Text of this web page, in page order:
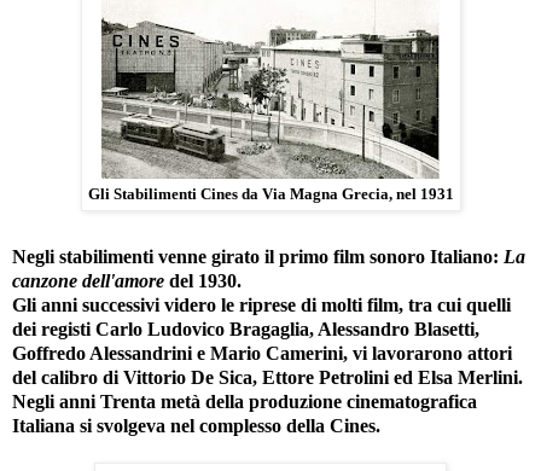
Gli Stabilimenti Cines da Via Magna Grecia, nel 1931
Negli stabilimenti venne girato il primo film sonoro Italiano: La
canzone dell'amore del 1930.
Gli anni successivi videro le riprese di molti film, tra cui quelli
dei registi Carlo Ludovico Bragaglia, Alessandro Blasetti,
Goffredo Alessandrini e Mario Camerini, vi lavorarono attori
del calibro di Vittorio De Sica, Ettore Petrolini ed Elsa Merlini.
Negli anni Trenta metà della produzione cinematografica
Italiana si svolgeva nel complesso della Cines.